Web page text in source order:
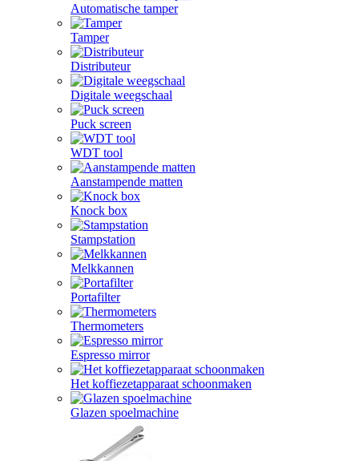
Automatische tamper
Tamper
Distributeur
Digitale weegschaal
Puck screen
WDT tool
Aanstampende matten
Knock box
Stampstation
Melkkannen
Portafilter
Thermometers
Espresso mirror
Het koffiezetapparaat schoonmaken
Glazen spoelmachine